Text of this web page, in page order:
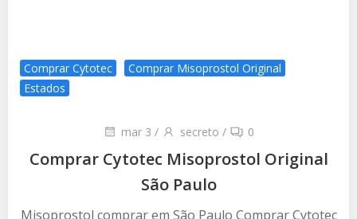
Comprar Cytotec
Comprar Misoprostol Original
Estados
mar 3 / secreto / 0
Comprar Cytotec Misoprostol Original
São Paulo
Misoprostol comprar em São Paulo Comprar Cytotec